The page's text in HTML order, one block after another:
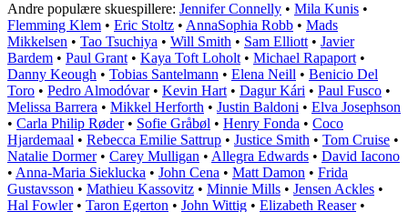
Andre populære skuespillere: Jennifer Connelly • Mila Kunis •
Flemming Klem • Eric Stoltz • AnnaSophia Robb • Mads
Mikkelsen • Tao Tsuchiya • Will Smith • Sam Elliott• Javier
Bardem • Paul Grant• Kaya Toft Loholt• Michael Rapaport•
Danny Keough • Tobias Santelmann • Elena Neill • Benicio Del
Toro • Pedro Almodóvar• Kevin Hart• Dagur Kári • Paul Fusco •
Melissa Barrera • Mikkel Herforth • Justin Baldoni • Elva Josephson
• Carla Philip Røder• Sofie Gråbøl • Henry Fonda • Coco
Hjardemaal • Rebecca Emilie Sattrup • Justice Smith • Tom Cruise •
Natalie Dormer• Carey Mulligan • Allegra Edwards • David Iacono
• Anna-Maria Sieklucka • John Cena • Matt Damon • Frida
Gustavsson • Mathieu Kassovitz • Minnie Mills • Jensen Ackles •
Hal Fowler• Taron Egerton • John Wittig • Elizabeth Reaser•